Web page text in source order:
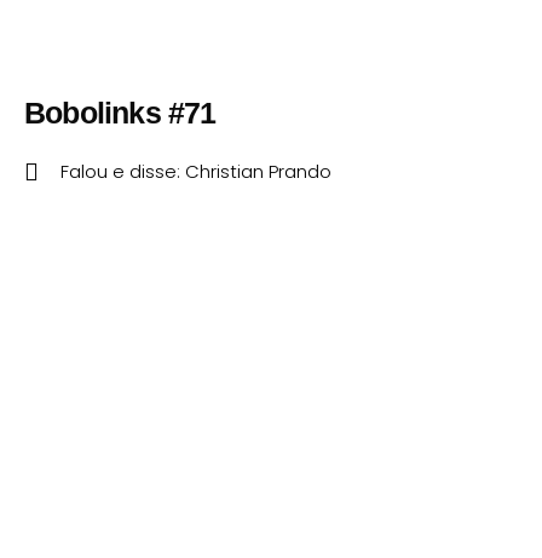
Bobolinks #71
Falou e disse: Christian Prando